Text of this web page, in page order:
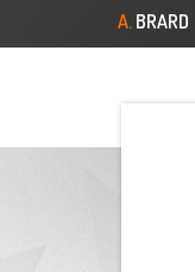
A. BRARD